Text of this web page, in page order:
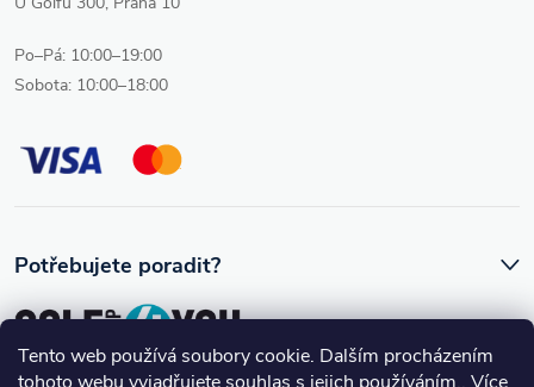
Tento web používá soubory cookie. Dalším procházením
Po–Pá: 10:00–19:00
Sobota: 10:00–18:00
Potřebujete poradit?